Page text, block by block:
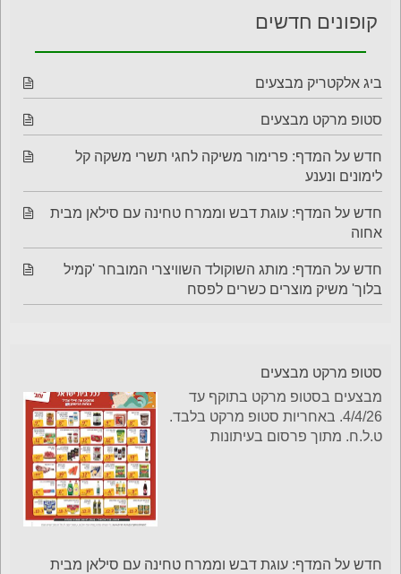
קופונים חדשים
ביג אלקטריק מבצעים
סטופ מרקט מבצעים
חדש על המדף: פרימור משיקה לחגי תשרי משקה קל
לימונים ונענע
חדש על המדף: עוגת דבש וממרח טחינה עם סילאן מבית
אחוה
חדש על המדף: מותג השוקולד השוויצרי המובחר 'קמיל
בלוך' משיק מוצרים כשרים לפסח
סטופ מרקט מבצעים
מבצעים בסטופ מרקט בתוקף עד
4/4/26. באחריות סטופ מרקט בלבד.
ט.ל.ח. מתוך פרסום בעיתונות
חדש על המדף: עוגת דבש וממרח טחינה עם סילאן מבית